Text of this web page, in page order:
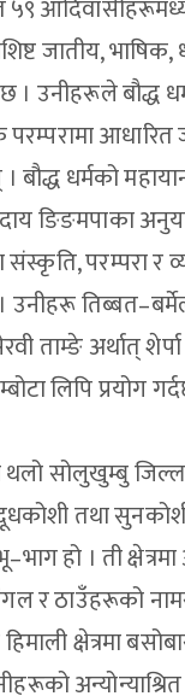
५९
जातीय, भाषिक,
। उनीहरूले बौद्ध
धर्मको
ङिङमपाका
परम्परा र
ताम्ङे अर्थात्
लिपि प्रयोग
सोलुखुम्बु
तथा
हो । ती
र ठाउँहरूको
क्षेत्रमा